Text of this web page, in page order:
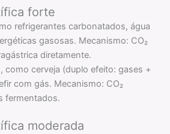
forte
refrigerantes carbonatados, água
gasosas. Mecanismo: CO₂
diretamente.
como cerveja (duplo efeito: gases +
com gás. Mecanismo: CO₂
fermentados.
moderada